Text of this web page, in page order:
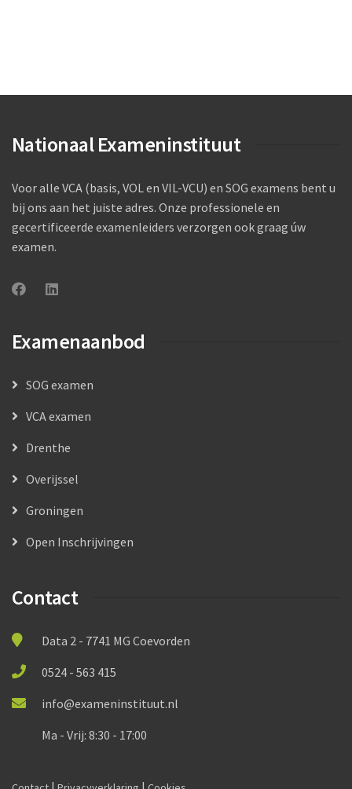
Nationaal Exameninstituut
Voor alle VCA (basis, VOL en VIL-VCU) en SOG examens bent u
bij ons aan het juiste adres. Onze professionele en
gecertificeerde examenleiders verzorgen ook graag úw
examen.
Examenaanbod
SOG examen
VCA examen
Drenthe
Overijssel
Groningen
Open Inschrijvingen
Contact
Data 2 - 7741 MG Coevorden
0524 - 563 415
info@exameninstituut.nl
Ma - Vrij: 8:30 - 17:00